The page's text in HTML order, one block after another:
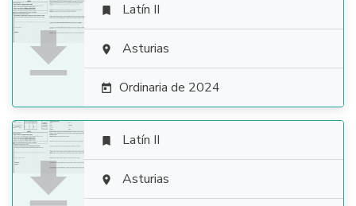

 Latín II
 Asturias
 Ordinaria de 2024

 Latín II
 Asturias